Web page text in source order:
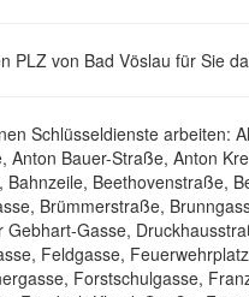
PLZ von Bad Vöslau für Sie
Schlüsseldienste arbeiten:
Bauer-Straße, Anton
Beethovenstraße,
Brümmerstraße,
Gasse,
Feldgasse,
Forstschulgasse,